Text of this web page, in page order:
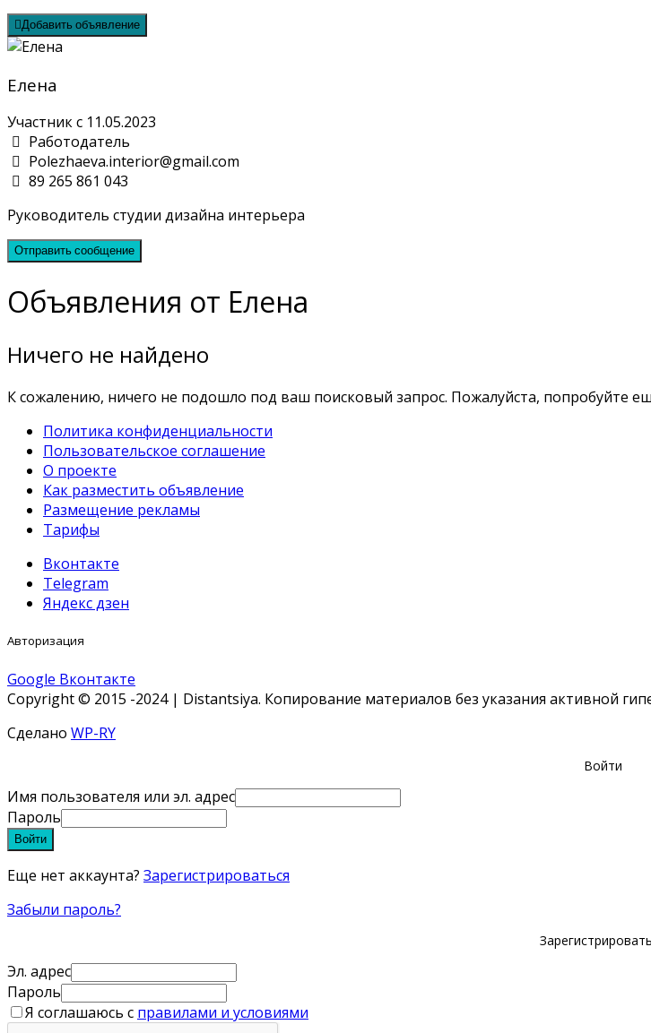
Добавить объявление
Елена
Участник с 11.05.2023
Работодатель
Polezhaeva.interior@gmail.com
89 265 861 043
Руководитель студии дизайна интерьера
Отправить сообщение
Объявления от Елена
Ничего не найдено
К сожалению, ничего не подошло под ваш поисковый запрос. Пожалуйста, попробуйте
Политика конфиденциальности
Пользовательское соглашение
О проекте
Как разместить объявление
Размещение рекламы
Тарифы
Вконтакте
Telegram
Яндекс дзен
Авторизация
Google Вконтакте
Copyright © 2015 -2024 | Distantsiya. Копирование материалов без указания активной
Сделано WP-RY
Войти
Имя пользователя или эл. адрес
Пароль
Войти
Еще нет аккаунта? Зарегистрироваться
Забыли пароль?
Эл. адрес
Пароль
Я соглашаюсь с правилами и условиями